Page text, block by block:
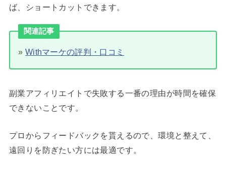
ば、ショートカットできます。
関連記事
» Withマーケの評判・口コミ
副業アフィリエイトで失敗する一番の理由が時間を確保
できないことです。
プロからフィードバックを貰えるので、環境と整えて、
遠回りを防ぎたい方には最適です。